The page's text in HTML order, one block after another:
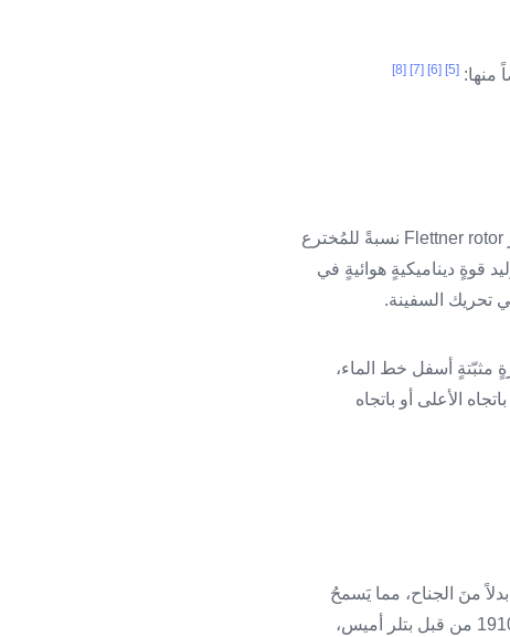
منها: [5]
[6]
[7]
[8]
تَستخدمُ السفنُ أسطواناتٍ مَصنوعةٍ منَ الصفائحِ المَعدنيةِ أو الموادِ المركبة، تُسمّى دوارات فليتنر Flettner rotor نسبةً للمُخترع
قوةٍ ديناميكيةٍ هوائيةٍ في
تحريك السفينة.
مثبّتةٍ أسفل خط الماء،
الأعلى أو باتجاه
منَ الجناح، مما يَسمحُ
بالطيران بسرعاتٍ أفقيةٍ أقل، وكانت أولى المُحاولات لاستخدام تأثير ماغنوس في الطيران عام 1910 من قبل بتلر أميس،